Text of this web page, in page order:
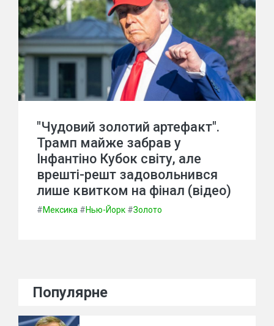
"Чудовий золотий артефакт".
Трамп майже забрав у
Інфантіно Кубок світу, але
врешті-решт задовольнився
лише квитком на фінал (відео)
#Мексика #Нью-Йорк #Золото
Популярне